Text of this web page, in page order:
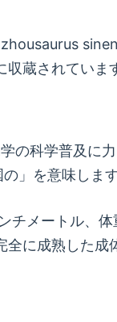
蔵されていま
の科学普及に
」を意味します
チメートル、
全に成熟した